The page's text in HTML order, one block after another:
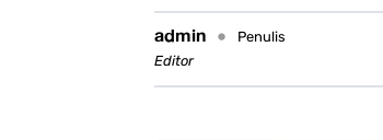
admin • Penulis
Editor